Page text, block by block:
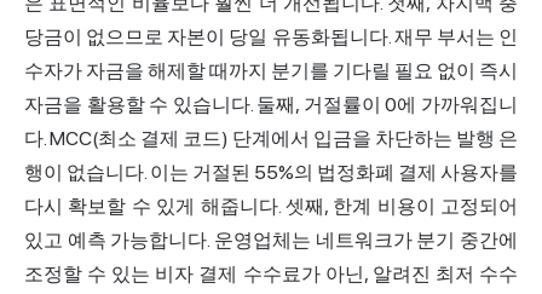
당금이 없으므로 자본이 당일 유동화됩니다. 재무 부서는 인
수자가 자금을 해제할 때까지 분기를 기다릴 필요 없이 즉시
자금을 활용할 수 있습니다. 둘째, 거절률이 0에 가까워집니
다. MCC(최소 결제 코드) 단계에서 입금을 차단하는 발행 은
행이 없습니다. 이는 거절된 55%의 법정화폐 결제 사용자를
다시 확보할 수 있게 해줍니다. 셋째, 한계 비용이 고정되어
있고 예측 가능합니다. 운영업체는 네트워크가 분기 중간에
조정할 수 있는 비자 결제 수수료가 아닌, 알려진 최저 수수